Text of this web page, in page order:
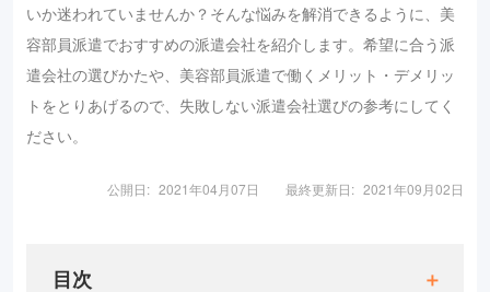
いか迷われていませんか？そんな悩みを解消できるように、美
容部員派遣でおすすめの派遣会社を紹介します。希望に合う派
遣会社の選びかたや、美容部員派遣で働くメリット・デメリッ
トをとりあげるので、失敗しない派遣会社選びの参考にしてく
ださい。
公開日: 2021年04月07日 最終更新日: 2021年09月02日
目次